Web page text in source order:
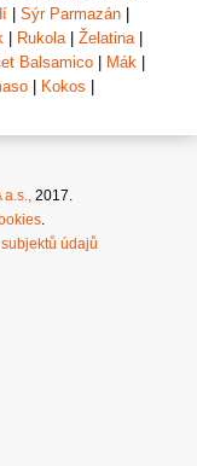
| Sýr Parmazán |
| Rukola | Želatina |
Balsamico | Mák |
| Kokos |
2017.
údajů